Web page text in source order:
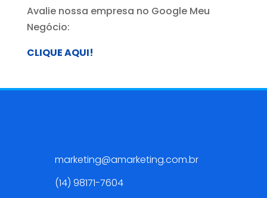
Avalie nossa empresa no Google Meu
Negócio:
CLIQUE AQUI!
marketing@amarketing.com.br
(14) 98171-7604